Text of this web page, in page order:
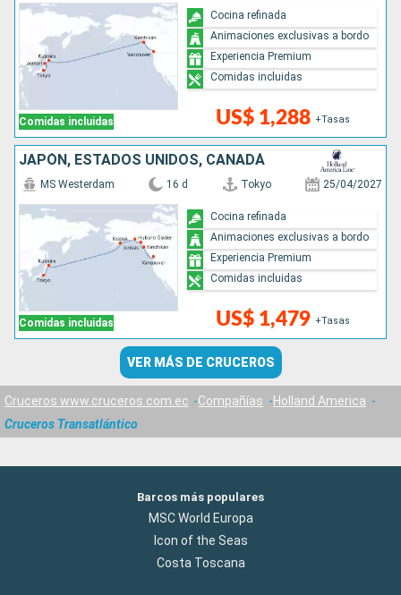
Comidas incluidas US$ 1,288 +Tasas
Cocina refinada
Animaciones exclusivas a bordo
Experiencia Premium
Comidas incluidas
JAPÓN, ESTADOS UNIDOS, CANADÁ
Comidas incluidas
MS Westerdam 16 d Tokyo 25/04/2027
US$ 1,479 +Tasas
Cocina refinada
Animaciones exclusivas a bordo
Experiencia Premium
Comidas incluidas
VER MÁS DE CRUCEROS
Cruceros www.cruceros.com.ec Compañías
Holland America
Cruceros Transatlántico
Barcos más populares
MSC World Europa
Icon of the Seas
Costa Toscana